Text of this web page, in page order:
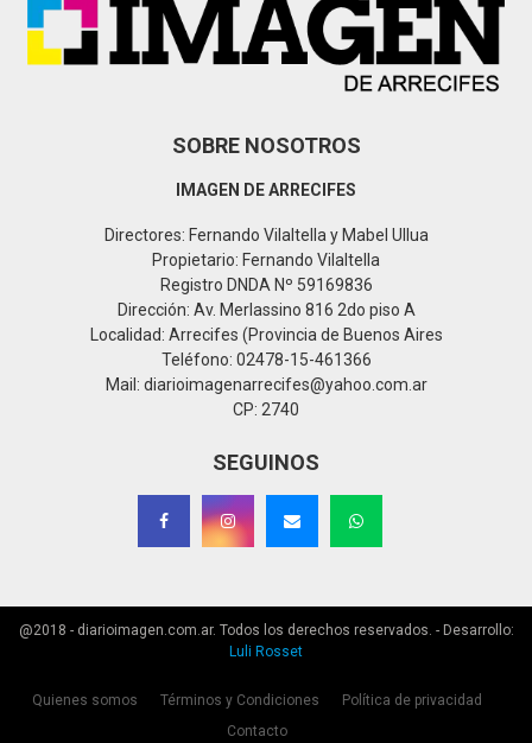
SOBRE NOSOTROS
IMAGEN DE ARRECIFES
Directores: Fernando Vilaltella y Mabel Ullua
Propietario: Fernando Vilaltella
Registro DNDA Nº 59169836
Dirección: Av. Merlassino 816 2do piso A
Localidad: Arrecifes (Provincia de Buenos Aires
Teléfono: 02478-15-461366
Mail: diarioimagenarrecifes@yahoo.com.ar
CP: 2740
SEGUINOS
@2018 - diarioimagen.com.ar. Todos los derechos reservados. - Desarrollo:
Luli Rosset
Quienes somos Términos y Condiciones
Política de privacidad
Contacto